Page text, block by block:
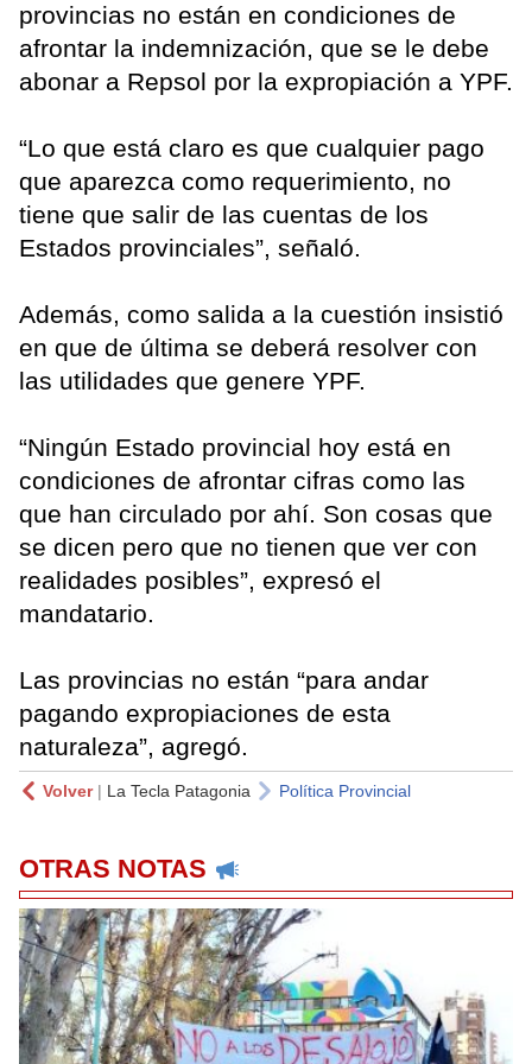
provincias no están en condiciones de
afrontar la indemnización, que se le debe
abonar a Repsol por la expropiación a YPF.
“Lo que está claro es que cualquier pago
que aparezca como requerimiento, no
tiene que salir de las cuentas de los
Estados provinciales”, señaló.
Además, como salida a la cuestión insistió
en que de última se deberá resolver con
las utilidades que genere YPF.
“Ningún Estado provincial hoy está en
condiciones de afrontar cifras como las
que han circulado por ahí. Son cosas que
se dicen pero que no tienen que ver con
realidades posibles”, expresó el
mandatario.
Las provincias no están “para andar
pagando expropiaciones de esta
naturaleza”, agregó.
Volver| La Tecla Patagonia Política Provincial
OTRAS NOTAS